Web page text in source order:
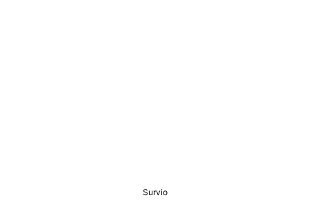
Survio